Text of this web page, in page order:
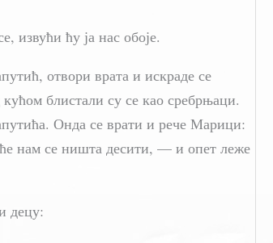
ћу ја нас обоје.
отвори врата и искраде се
блистали су се као сребрњаци.
Онда се врати и рече Марици:
нам се ништа десити, — и опет леже
децу: